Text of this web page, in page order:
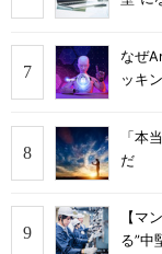
なぜ
ッキ
「本
だ
【マ
る”中